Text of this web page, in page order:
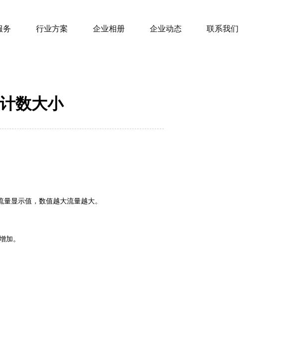
务 行业方案 企业相册 企业动态 联系我们
数大小
显示值，数值越大流量越大。
加。